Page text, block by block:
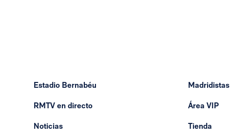
Estadio Bernabéu
RMTV en directo
Noticias
Madridistas
Área VIP
Tienda